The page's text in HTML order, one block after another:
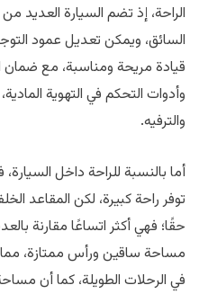
الراحة، إذ تضم السيارة العديد
السائق، ويمكن تعديل عمود
قيادة مريحة ومناسبة، مع ضمان
وأدوات التحكم في التهوية
والترفيه.
أما بالنسبة للراحة داخل
حقًا؛ فهي أكثر اتساعًا مقارنة
مساحة ساقين ورأس ممتازة،
في الرحلات الطويلة، كما أن